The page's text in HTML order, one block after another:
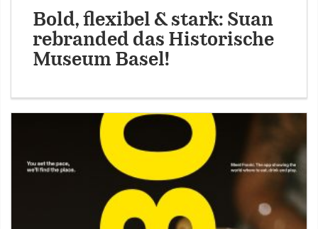
Bold, flexibel & stark: Suan
rebranded das Historische
Museum Basel!